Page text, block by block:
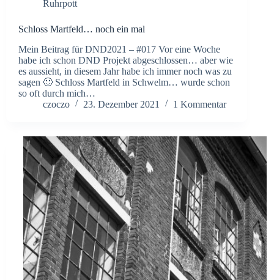
Ruhrpott
Schloss Martfeld… noch ein mal
Mein Beitrag für DND2021 – #017 Vor eine Woche
habe ich schon DND Projekt abgeschlossen… aber wie
es aussieht, in diesem Jahr habe ich immer noch was zu
sagen 🙂 Schloss Martfeld in Schwelm… wurde schon
so oft durch mich…
czoczo
23. Dezember 2021 1 Kommentar